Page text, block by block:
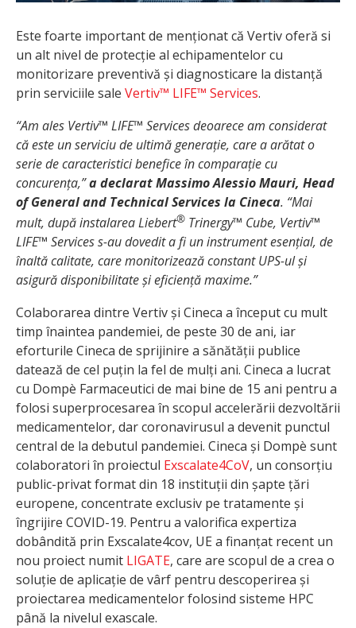
Este foarte important de menționat că Vertiv oferă si
un alt nivel de protecție al echipamentelor cu
monitorizare preventivă și diagnosticare la distanță
prin serviciile sale Vertiv™ LIFE™ Services.
“Am ales Vertiv™ LIFE™ Services deoarece am considerat
că este un serviciu de ultimă generație, care a arătat o
serie de caracteristici benefice în comparație cu
concurența,”a declarat Massimo Alessio Mauri, Head
of General and Technical Services la Cineca. “Mai
mult, după instalarea Liebert® Trinergy™ Cube, Vertiv™
LIFE™ Services s-au dovedit a fi un instrument esențial, de
înaltă calitate, care monitorizează constant UPS-ul și
asigură disponibilitate și eficiență maxime.”
Colaborarea dintre Vertiv și Cineca a început cu mult
timp înaintea pandemiei, de peste 30 de ani, iar
eforturile Cineca de sprijinire a sănătății publice
datează de cel puțin la fel de mulți ani. Cineca a lucrat
cu Dompè Farmaceutici de mai bine de 15 ani pentru a
folosi superprocesarea în scopul accelerării dezvoltării
medicamentelor, dar coronavirusul a devenit punctul
central de la debutul pandemiei. Cineca și Dompè sunt
colaboratori în proiectul Exscalate4CoV, un consorțiu
public-privat format din 18 instituții din șapte țări
europene, concentrate exclusiv pe tratamente și
îngrijire COVID-19. Pentru a valorifica expertiza
dobândită prin Exscalate4cov, UE a finanțat recent un
nou proiect numit LIGATE, care are scopul de a crea o
soluție de aplicație de vârf pentru descoperirea și
proiectarea medicamentelor folosind sisteme HPC
până la nivelul exascale.